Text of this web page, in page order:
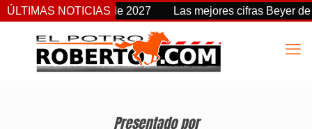
ÚLTIMAS NOTICIAS
a partir de 2027 Las mejores cifras Beyer de esta
Presentado por